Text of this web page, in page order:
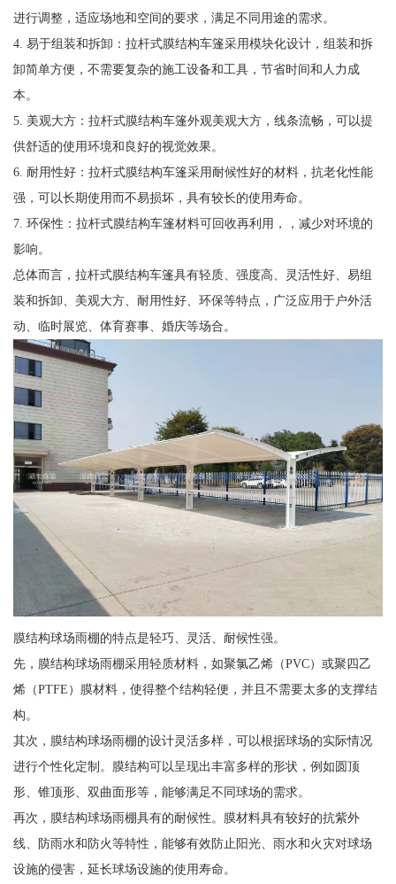
进行调整，适应场地和空间的要求，满足不同用途的需求。
4. 易于组装和拆卸：拉杆式膜结构车篷采用模块化设计，组装和拆
卸简单方便，不需要复杂的施工设备和工具，节省时间和人力成
本。
5. 美观大方：拉杆式膜结构车篷外观美观大方，线条流畅，可以提
供舒适的使用环境和良好的视觉效果。
6. 耐用性好：拉杆式膜结构车篷采用耐候性好的材料，抗老化性能
强，可以长期使用而不易损坏，具有较长的使用寿命。
7. 环保性：拉杆式膜结构车篷材料可回收再利用，，减少对环境的
影响。
总体而言，拉杆式膜结构车篷具有轻质、强度高、灵活性好、易组
装和拆卸、美观大方、耐用性好、环保等特点，广泛应用于户外活
动、临时展览、体育赛事、婚庆等场合。
膜结构球场雨棚的特点是轻巧、灵活、耐候性强。
先，膜结构球场雨棚采用轻质材料，如聚氯乙烯（PVC）或聚四乙
烯（PTFE）膜材料，使得整个结构轻便，并且不需要太多的支撑结
构。
其次，膜结构球场雨棚的设计灵活多样，可以根据球场的实际情况
进行个性化定制。膜结构可以呈现出丰富多样的形状，例如圆顶
形、锥顶形、双曲面形等，能够满足不同球场的需求。
再次，膜结构球场雨棚具有的耐候性。膜材料具有较好的抗紫外
线、防雨水和防火等特性，能够有效防止阳光、雨水和火灾对球场
设施的侵害，延长球场设施的使用寿命。